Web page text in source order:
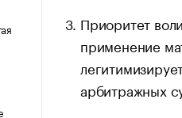
Приоритет
применение
арбитражных